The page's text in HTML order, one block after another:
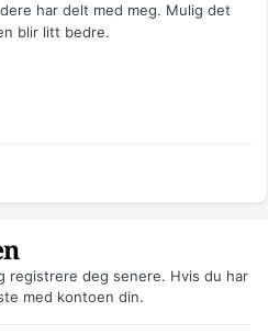
har delt med meg. Mulig det
blir litt bedre.
registrere deg senere. Hvis du har
med kontoen din.